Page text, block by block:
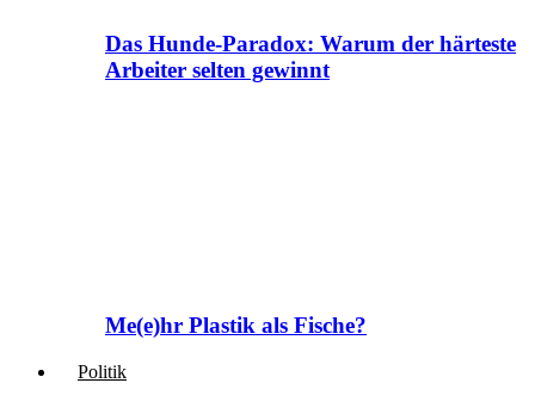
Das Hunde-Paradox: Warum der härteste
Arbeiter selten gewinnt
Me(e)hr Plastik als Fische?
Politik